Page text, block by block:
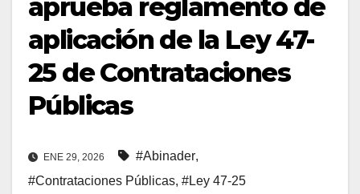
aprueba reglamento de
aplicación de la Ley 47-
25 de Contrataciones
Públicas
ENE 29, 2026 #Abinader,
#Contrataciones Públicas, #Ley 47-25